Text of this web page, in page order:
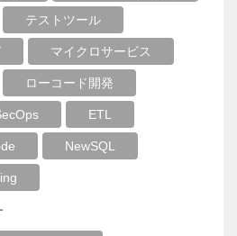
テストツール
マイクロサービス
ローコード開発
ETL
NewSQL